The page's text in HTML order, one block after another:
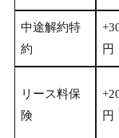
中途解約特
約
円
リース料保
険
円